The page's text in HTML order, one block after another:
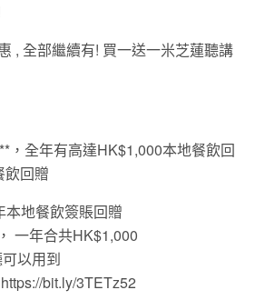
, 全部繼續有! 買一送一米芝蓮聽講
，全年有高達HK$1,000本地餐飲回
飲回贈
本地餐飲簽賬回贈
一年合共HK$1,000
以用到
bit.ly/3TETz52